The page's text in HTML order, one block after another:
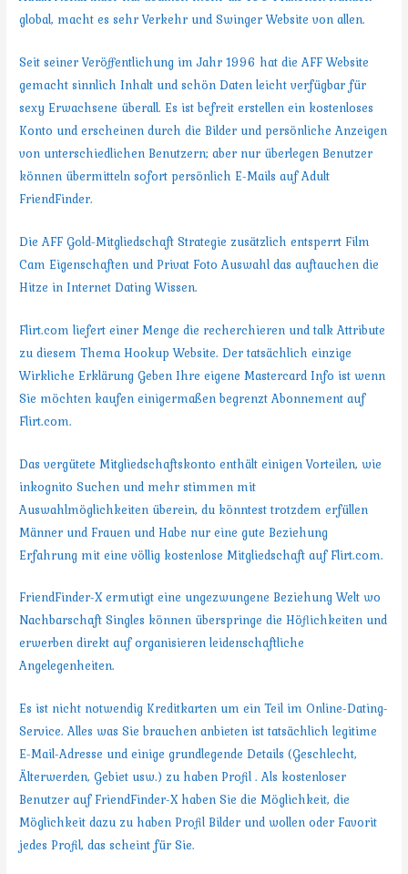
global, macht es sehr Verkehr und Swinger Website von allen.
Seit seiner Veröffentlichung im Jahr 1996 hat die AFF Website
gemacht sinnlich Inhalt und schön Daten leicht verfügbar für
sexy Erwachsene überall. Es ist befreit erstellen ein kostenloses
Konto und erscheinen durch die Bilder und persönliche Anzeigen
von unterschiedlichen Benutzern; aber nur überlegen Benutzer
können übermitteln sofort persönlich E-Mails auf Adult
FriendFinder.
Die AFF Gold-Mitgliedschaft Strategie zusätzlich entsperrt Film
Cam Eigenschaften und Privat Foto Auswahl das auftauchen die
Hitze in Internet Dating Wissen.
Flirt.com liefert einer Menge die recherchieren und talk Attribute
zu diesem Thema Hookup Website. Der tatsächlich einzige
Wirkliche Erklärung Geben Ihre eigene Mastercard Info ist wenn
Sie möchten kaufen einigermaßen begrenzt Abonnement auf
Flirt.com.
Das vergütete Mitgliedschaftskonto enthält einigen Vorteilen, wie
inkognito Suchen und mehr stimmen mit
Auswahlmöglichkeiten überein, du könntest trotzdem erfüllen
Männer und Frauen und Habe nur eine gute Beziehung
Erfahrung mit eine völlig kostenlose Mitgliedschaft auf Flirt.com.
FriendFinder-X ermutigt eine ungezwungene Beziehung Welt wo
Nachbarschaft Singles können überspringe die Höflichkeiten und
erwerben direkt auf organisieren leidenschaftliche
Angelegenheiten.
Es ist nicht notwendig Kreditkarten um ein Teil im Online-Dating-
Service. Alles was Sie brauchen anbieten ist tatsächlich legitime
E-Mail-Adresse und einige grundlegende Details (Geschlecht,
Älterwerden, Gebiet usw.) zu haben Profil . Als kostenloser
Benutzer auf FriendFinder-X haben Sie die Möglichkeit, die
Möglichkeit dazu zu haben Profil Bilder und wollen oder Favorit
jedes Profil, das scheint für Sie.